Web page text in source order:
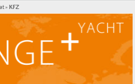
»KFZ